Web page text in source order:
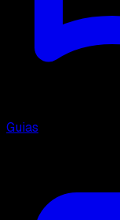
Guias